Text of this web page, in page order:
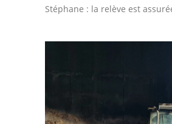
Stéphane : la relève est